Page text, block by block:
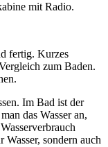
mit Radio.
fertig. Kurzes
zum Baden.
Im Bad ist der
das Wasser an,
Wasser, sondern auch